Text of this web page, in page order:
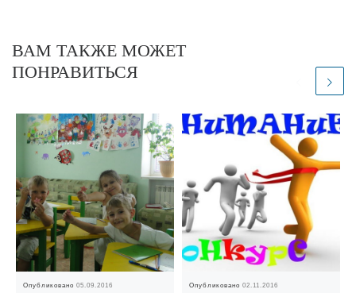
ВАМ ТАКЖЕ МОЖЕТ
ПОНРАВИТЬСЯ
Опубликовано05.09.2016 Опубликовано02.11.2016